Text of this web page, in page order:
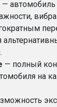
— автомобиль
— полный
на